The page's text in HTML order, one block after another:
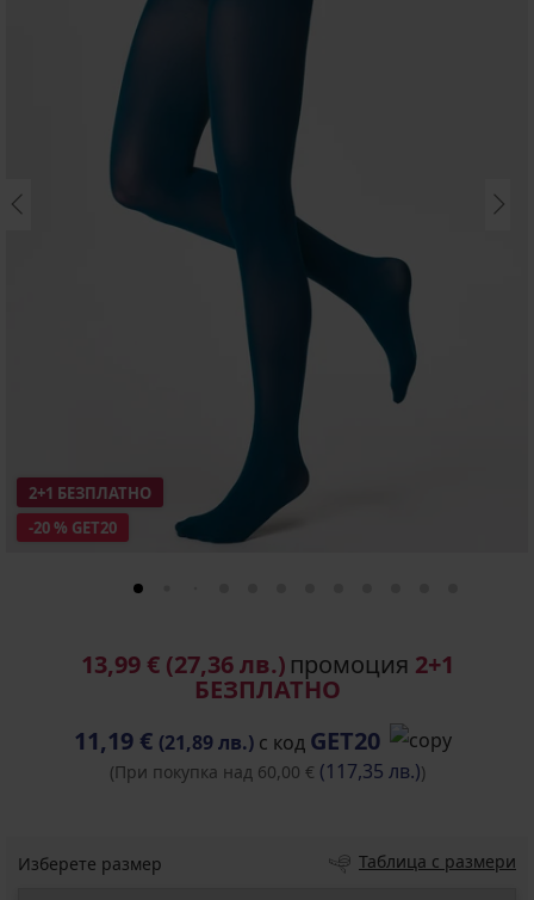
-20 % GET20
2+1 БЕЗПЛАТНО
13,99 € (27,36 лв.) промоция 2+1
БЕЗПЛАТНО
11,19 € (21,89 лв.)с код GET20
(При покупка над 60,00 € (117,35 лв.))
Изберете размер Таблица с размери